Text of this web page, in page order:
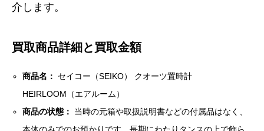
介します。
買取商品詳細と買取金額
商品名：
セイコー（SEIKO） クオーツ置時計
HEIRLOOM（エアルーム）
商品の状態：
当時の元箱や取扱説明書などの付属品はなく、
本体のみでのお預かりです。長期にわたりタンスの上で飾ら